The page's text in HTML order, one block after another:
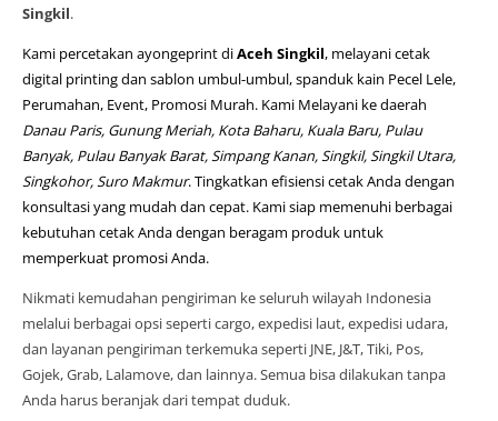
Singkil.
Kami percetakan ayongeprint diAceh Singkil, melayani cetak
digital printing dan sablon umbul-umbul, spanduk kain Pecel Lele,
Perumahan, Event, Promosi Murah. Kami Melayani ke daerah
Danau Paris, Gunung Meriah, Kota Baharu, Kuala Baru, Pulau
Banyak, Pulau Banyak Barat, Simpang Kanan, Singkil, Singkil Utara,
Singkohor, Suro Makmur. Tingkatkan efisiensi cetak Anda dengan
konsultasi yang mudah dan cepat. Kami siap memenuhi berbagai
kebutuhan cetak Anda dengan beragam produk untuk
memperkuat promosi Anda.
Nikmati kemudahan pengiriman ke seluruh wilayah Indonesia
melalui berbagai opsi seperti cargo, expedisi laut, expedisi udara,
dan layanan pengiriman terkemuka seperti JNE, J&T, Tiki, Pos,
Gojek, Grab, Lalamove, dan lainnya. Semua bisa dilakukan tanpa
Anda harus beranjak dari tempat duduk.